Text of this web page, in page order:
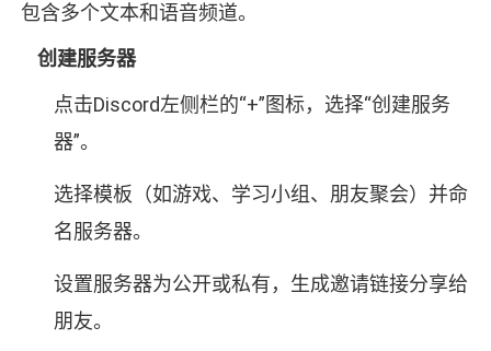
包含多个文本和语音频道。
创建服务器
点击Discord左侧栏的“+”图标，选择“创建服务
器”。
选择模板（如游戏、学习小组、朋友聚会）并命
名服务器。
设置服务器为公开或私有，生成邀请链接分享给
朋友。